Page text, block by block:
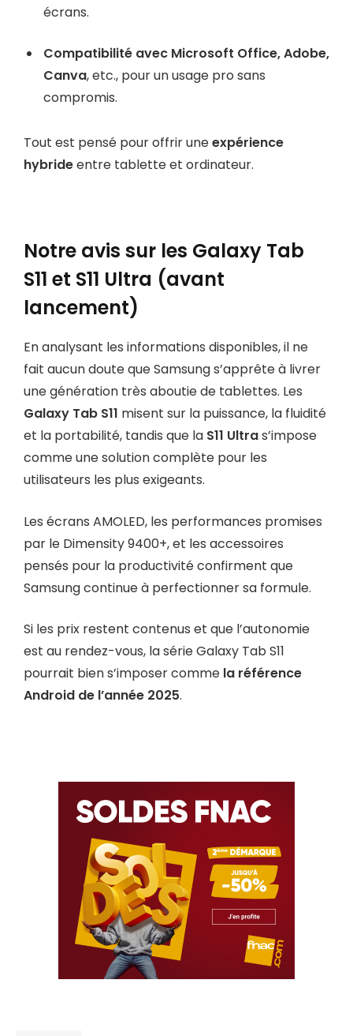
écrans.
Compatibilité avec Microsoft Office, Adobe,
Canva, etc., pour un usage pro sans
compromis.
Tout est pensé pour offrir uneexpérience
hybrideentre tablette et ordinateur.
Notre avis sur les Galaxy Tab
S11 et S11 Ultra (avant
lancement)
En analysant les informations disponibles, il ne
fait aucun doute que Samsung s’apprête à livrer
une génération très aboutie de tablettes. Les
Galaxy Tab S11 misent sur la puissance, la fluidité
et la portabilité, tandis que la S11 Ultras’impose
comme une solution complète pour les
utilisateurs les plus exigeants.
Les écrans AMOLED, les performances promises
par le Dimensity 9400+, et les accessoires
pensés pour la productivité confirment que
Samsung continue à perfectionner sa formule.
Si les prix restent contenus et que l’autonomie
est au rendez-vous, la série Galaxy Tab S11
pourrait bien s’imposer comme la référence
Android de l’année 2025.